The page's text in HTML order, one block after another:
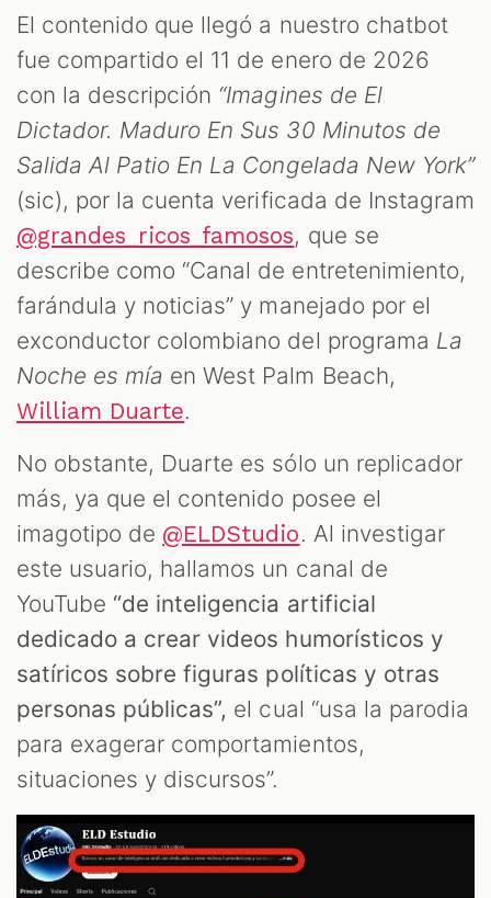
El contenido que llegó a nuestro chatbot
fue compartido el 11 de enero de 2026
con la descripción “Imagines de El
Dictador. Maduro En Sus 30 Minutos de
Salida Al Patio En La Congelada New York”
(sic), por la cuenta verificada de Instagram
@grandes_ricos_famosos, que se
describe como “Canal de entretenimiento,
farándula y noticias” y manejado por el
exconductor colombiano del programa La
Noche es mía en West Palm Beach,
William Duarte.
No obstante, Duarte es sólo un replicador
más, ya que el contenido posee el
imagotipo de @ELDStudio. Al investigar
este usuario, hallamos un canal de
YouTube “de inteligencia artificial
dedicado a crear videos humorísticos y
satíricos sobre figuras políticas y otras
personas públicas”, el cual “usa la parodia
para exagerar comportamientos,
situaciones y discursos”.